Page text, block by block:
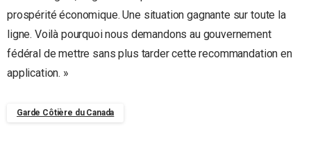
prospérité économique. Une situation gagnante sur toute la
ligne. Voilà pourquoi nous demandons au gouvernement
fédéral de mettre sans plus tarder cette recommandation en
application. »
Garde Côtière du Canada